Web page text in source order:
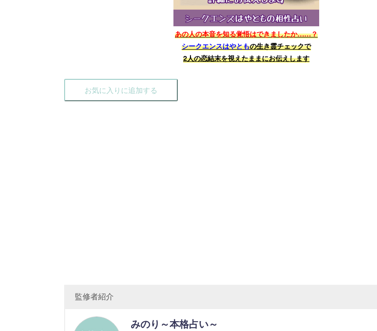
あの人の本音を知る覚悟はできましたか……？
シークエンスはやともの生き霊チェックで
2人の恋結末を視えたままにお伝えします
お気に入りに追加する
監修者紹介
みのり～本格占い～